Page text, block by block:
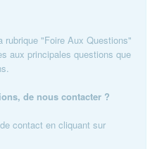
rubrique "Foire Aux Questions"
aux principales questions que
de nous contacter ?
contact en cliquant sur